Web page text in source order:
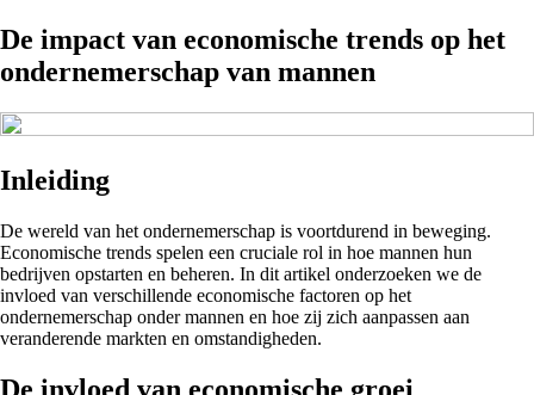
De impact van economische trends op het
ondernemerschap van mannen
Inleiding
De wereld van het ondernemerschap is voortdurend in beweging.
Economische trends spelen een cruciale rol in hoe mannen hun
bedrijven opstarten en beheren. In dit artikel onderzoeken we de
invloed van verschillende economische factoren op het
ondernemerschap onder mannen en hoe zij zich aanpassen aan
veranderende markten en omstandigheden.
De invloed van economische groei